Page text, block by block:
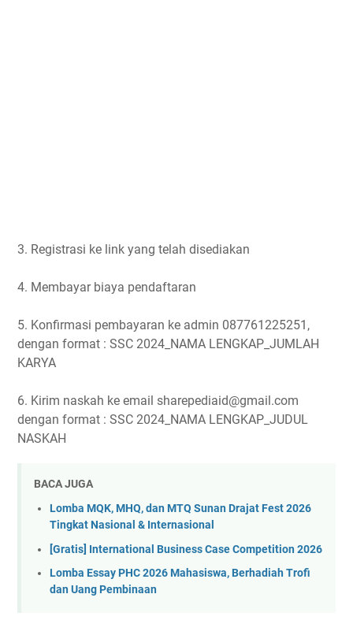
3. Registrasi ke link yang telah disediakan
4. Membayar biaya pendaftaran
5. Konfirmasi pembayaran ke admin 087761225251,
dengan format : SSC 2024_NAMA LENGKAP_JUMLAH
KARYA
6. Kirim naskah ke email sharepediaid@gmail.com
dengan format : SSC 2024_NAMA LENGKAP_JUDUL
NASKAH
BACA JUGA
Lomba MQK, MHQ, dan MTQ Sunan Drajat Fest 2026
Tingkat Nasional & Internasional
[Gratis] International Business Case Competition 2026
Lomba Essay PHC 2026 Mahasiswa, Berhadiah Trofi
dan Uang Pembinaan